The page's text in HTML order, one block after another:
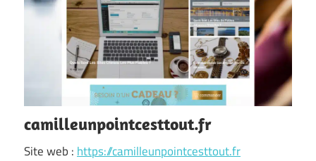
camilleunpointcesttout.fr
Site web : https://camilleunpointcesttout.fr